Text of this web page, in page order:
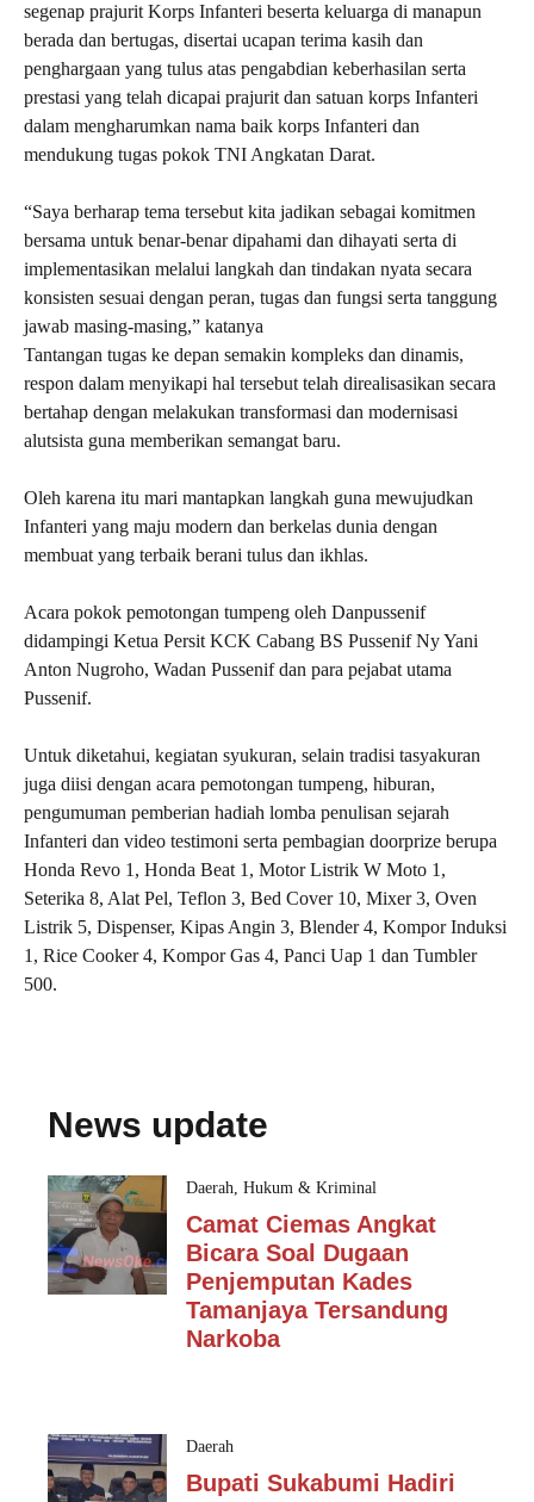
segenap prajurit Korps Infanteri beserta keluarga di manapun
berada dan bertugas, disertai ucapan terima kasih dan
penghargaan yang tulus atas pengabdian keberhasilan serta
prestasi yang telah dicapai prajurit dan satuan korps Infanteri
dalam mengharumkan nama baik korps Infanteri dan
mendukung tugas pokok TNI Angkatan Darat.
“Saya berharap tema tersebut kita jadikan sebagai komitmen
bersama untuk benar-benar dipahami dan dihayati serta di
implementasikan melalui langkah dan tindakan nyata secara
konsisten sesuai dengan peran, tugas dan fungsi serta tanggung
jawab masing-masing,” katanya
Tantangan tugas ke depan semakin kompleks dan dinamis,
respon dalam menyikapi hal tersebut telah direalisasikan secara
bertahap dengan melakukan transformasi dan modernisasi
alutsista guna memberikan semangat baru.
Oleh karena itu mari mantapkan langkah guna mewujudkan
Infanteri yang maju modern dan berkelas dunia dengan
membuat yang terbaik berani tulus dan ikhlas.
Acara pokok pemotongan tumpeng oleh Danpussenif
didampingi Ketua Persit KCK Cabang BS Pussenif Ny Yani
Anton Nugroho, Wadan Pussenif dan para pejabat utama
Pussenif.
Untuk diketahui, kegiatan syukuran, selain tradisi tasyakuran
juga diisi dengan acara pemotongan tumpeng, hiburan,
pengumuman pemberian hadiah lomba penulisan sejarah
Infanteri dan video testimoni serta pembagian doorprize berupa
Honda Revo 1, Honda Beat 1, Motor Listrik W Moto 1,
Seterika 8, Alat Pel, Teflon 3, Bed Cover 10, Mixer 3, Oven
Listrik 5, Dispenser, Kipas Angin 3, Blender 4, Kompor Induksi
1, Rice Cooker 4, Kompor Gas 4, Panci Uap 1 dan Tumbler
500.
News update
Daerah, Hukum & Kriminal
Camat Ciemas Angkat
Bicara Soal Dugaan
Penjemputan Kades
Tamanjaya Tersandung
Narkoba
Daerah
Bupati Sukabumi Hadiri